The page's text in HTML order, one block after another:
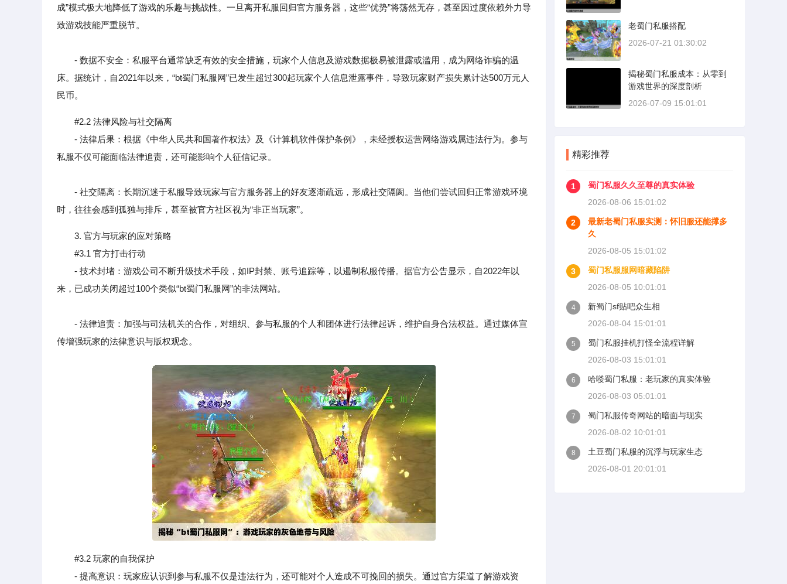
成”模式极大地降低了游戏的乐趣与挑战性。一旦离开私服回归官方服务器，这些“优势”将荡然无存，甚至因过度依赖外力导
致游戏技能严重脱节。
- 数据不安全：私服平台通常缺乏有效的安全措施，玩家个人信息及游戏数据极易被泄露或滥用，成为网络诈骗的温
床。据统计，自2021年以来，“bt蜀门私服网”已发生超过300起玩家个人信息泄露事件，导致玩家财产损失累计达500万元人
民币。
#2.2 法律风险与社交隔离
- 法律后果：根据《中华人民共和国著作权法》及《计算机软件保护条例》，未经授权运营网络游戏属违法行为。参与
私服不仅可能面临法律追责，还可能影响个人征信记录。
- 社交隔离：长期沉迷于私服导致玩家与官方服务器上的好友逐渐疏远，形成社交隔阂。当他们尝试回归正常游戏环境
时，往往会感到孤独与排斥，甚至被官方社区视为“非正当玩家”。
3. 官方与玩家的应对策略
#3.1 官方打击行动
- 技术封堵：游戏公司不断升级技术手段，如IP封禁、账号追踪等，以遏制私服传播。据官方公告显示，自2022年以
来，已成功关闭超过100个类似“bt蜀门私服网”的非法网站。
- 法律追责：加强与司法机关的合作，对组织、参与私服的个人和团体进行法律起诉，维护自身合法权益。通过媒体宣
传增强玩家的法律意识与版权观念。
#3.2 玩家的自我保护
- 提高意识：玩家应认识到参与私服不仅是违法行为，还可能对个人造成不可挽回的损失。通过官方渠道了解游戏资
老蜀门私服搭配
2026-07-21 01:30:02
揭秘蜀门私服成本：从零到
游戏世界的深度剖析
2026-07-09 15:01:01
精彩推荐
1
蜀门私服久久至尊的真实体验
2026-08-06 15:01:02
2
最新老蜀门私服实测：怀旧服还能撑多
久
2026-08-05 15:01:02
3
蜀门私服服网暗藏陷阱
2026-08-05 10:01:01
4
新蜀门sf贴吧众生相
2026-08-04 15:01:01
5
蜀门私服挂机打怪全流程详解
2026-08-03 15:01:01
6
哈喽蜀门私服：老玩家的真实体验
2026-08-03 05:01:01
7
蜀门私服传奇网站的暗面与现实
2026-08-02 10:01:01
8
土豆蜀门私服的沉浮与玩家生态
2026-08-01 20:01:01